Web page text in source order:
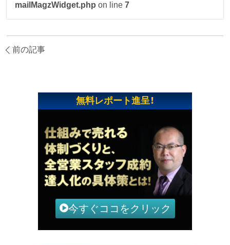
mailMagzWidget.php on line7
前の記事
無料レポート進呈！
今すぐココをクリック